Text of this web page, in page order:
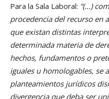
Para la Sala Laboral: “(…)
procedencia del recurso en
que existan distintas
determinada materia de
hechos, fundamentos o
iguales u homologables, se
planteamientos jurídicos
divergencia que deba ser